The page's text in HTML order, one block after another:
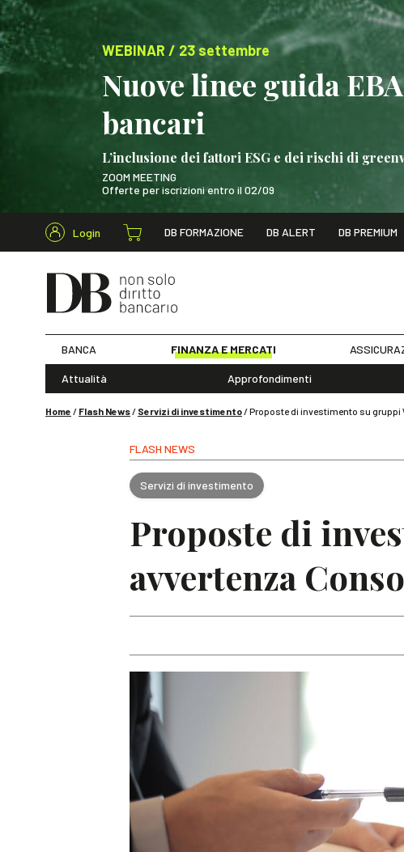
WEBINAR / 23 settembre
Nuove linee guida
bancari
L’inclusione dei fattori ESG e dei rischi di
ZOOM MEETING
Offerte per iscrizioni entro il 02/09
WEBINAR / 23 settembre
Login DB FORMAZIONE DB ALERT DB PREMIUM
Cerca nel sito
BANCA FINANZA E MERCATI
Attualità Approfondimenti
Home / Flash News/ Servizi di investimento/Proposte di investimento su
FLASH NEWS
Servizi di investimento
Proposte di
avvertenza